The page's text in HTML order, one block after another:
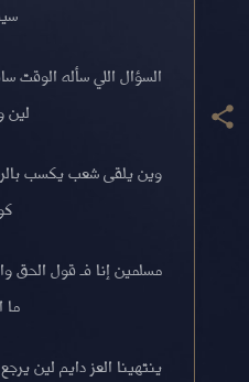
السؤال اللي سأله الوقت
لين
وين يلقى شعب يكسب
مسلمين إنا فـ قول الحق
ما
ينتهينا العز دايم لين